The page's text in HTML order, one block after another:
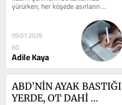
yürürken, her köşede asırların
birikmiş sessizliğini hissederiz....
09.01.2026
60
Adile Kaya
ABD’NİN AYAK BASTIĞI
YERDE, OT DAHİ